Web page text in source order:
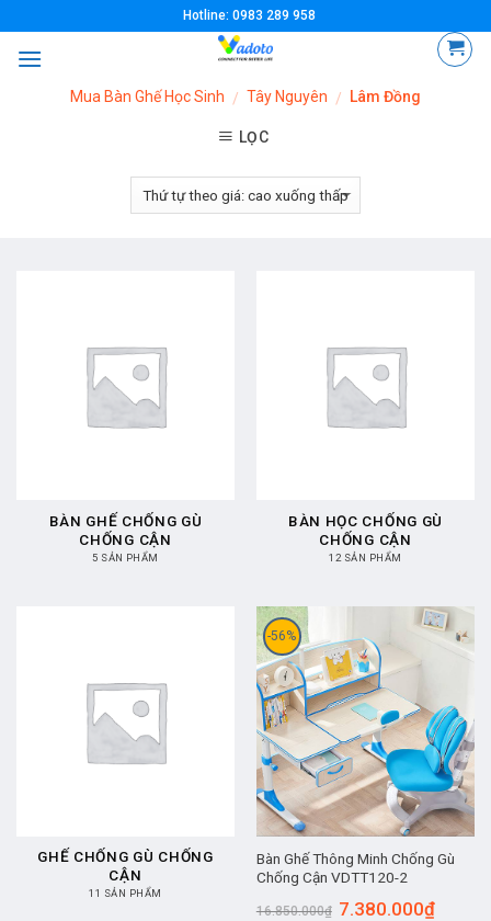
content
Hotline: 0983 289 958
Mua Bàn Ghế Học Sinh / Tây Nguyên / Lâm Đồng
LỌC
BÀN GHẾ CHỐNG GÙ
CHỐNG CẬN
5 SẢN PHẨM
BÀN HỌC CHỐNG GÙ
CHỐNG CẬN
12 SẢN PHẨM
GHẾ CHỐNG GÙ CHỐNG
CẬN
11 SẢN PHẨM
-56%
Bàn Ghế Thông Minh Chống Gù
Chống Cận VDTT120-2
16.850.000₫ 7.380.000₫